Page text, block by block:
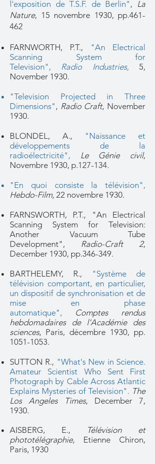
l'exposition de T.S.F. de Berlin" , La
Nature, 15 novembre 1930, pp.461-
462
FARNWORTH, P.T.,
"An Electrical
Scanning System for
Television", Radio Industries,
5,
November 1930.
"Television Projected in Three
Dimensions" , Radio Craft, November
1930.
BLONDEL, A., "Naissance et
développements de la
radioélectricité" , Le Génie civil,
Novembre 1930, p.127-134.
"En quoi consiste la télévision" ,
Hebdo-Film, 22 novembre 1930.
FARNSWORTH, P.T., "An Electrical
Scanning System for Television:
Another Vacuum Tube
Development", Radio-Craft 2,
December 1930, pp.346-349.
BARTHELEMY, R.,
"Système de
télévision comportant, en particulier,
un dispositif de synchronisation et de
mise en phase
automatique",
Comptes rendus
hebdomadaires de l'Académie des
sciences, Paris, décembre 1930, pp.
1051-1053.
SUTTON R., "What's New in Science.
Amateur Scientist Who Sent First
Photograph by Cable Across Atlantic
Explains Mysteries of Television" . The
Los Angeles Times, December 7,
1930.
AISBERG, E.,
Télévision et
phototélégraphie, Etienne Chiron,
Paris, 1930